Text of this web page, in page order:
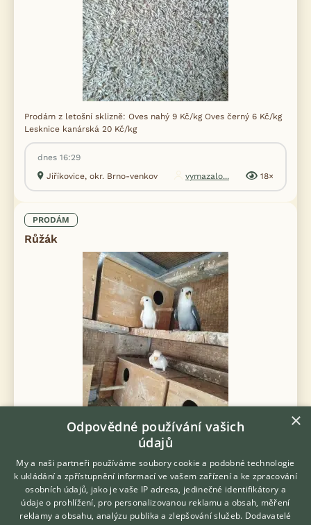
Prodám z letošní sklizně: Oves nahý 9 Kč/kg Oves černý 6 Kč/kg
Lesknice kanárská 20 Kč/kg
dnes 16:29
Jiříkovice, okr. Brno-venkov
vymazalo... 18×
PRODÁM
Růžák
Prodám Agapornise růžohrdlého - Prodám letošní mláďata bez
kroužku Mutace viz foto 350kč kus 72346392jedna Vodňany
dnes 16:26
Vodňany, okr. Strakonice
sestak29 13×
×
Odpovědné používání vašich
údajů
My a naši partneři používáme soubory cookie a podobné technologie
k ukládání a zpřístupnění informací ve vašem zařízení a ke zpracování
osobních údajů, jako je vaše IP adresa, jedinečné identifikátory a
údaje o prohlížení, pro personalizovanou reklamu a obsah, měření
reklamy a obsahu, analýzu publika a zlepšování služeb. Dodavatelé